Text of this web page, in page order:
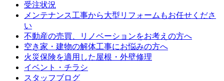
受注状況
メンテナンス工事から大型リフォームもお任せくださ
い
不動産の売買、リノベーションをお考えの方へ
空き家・建物の解体工事にお悩みの方へ
火災保険を適用した屋根・外壁修理
イベント・チラシ
スタッフブログ